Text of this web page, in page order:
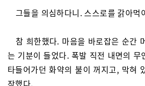
그들을 의심하다니. 스스로를 갉아먹
참 희한했다. 마음을 바로잡은 순간
는 기분이 들었다. 폭발 직전 내면의 무
타들어가던 화약의 불이 꺼지고, 막혀
작했다.